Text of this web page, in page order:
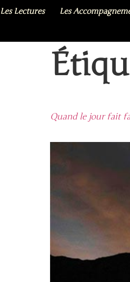
Les Lectures Les
Quand le jour fait